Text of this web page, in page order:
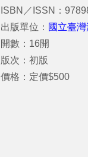
ISBN／ISSN：
出版單位： 國立臺
開數：16開
版次：初版
價格：定價$500